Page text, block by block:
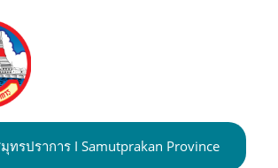
ทรปราการ I Samutprakan Province